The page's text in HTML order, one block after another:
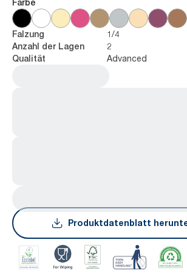
Farbe
Falzung 1/4
Anzahl der Lagen 2
Qualität Advanced
Produktdatenblatt